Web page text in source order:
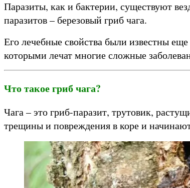
Паразиты, как и бактерии, существуют
паразитов – березовый гриб чага.
Его лечебные свойства были известны
которыми лечат многие сложные
Что такое гриб чага?
Чага – это гриб-паразит, трутовик,
трещины и повреждения в коре и